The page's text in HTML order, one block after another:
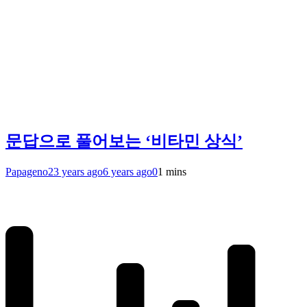
문답으로 풀어보는 ‘비타민 상식’
Papageno23 years ago6 years ago01 mins